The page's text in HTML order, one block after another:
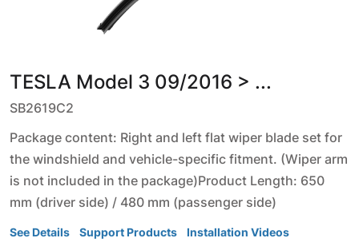
TESLA Model 3 09/2016 > ...
SB2619C2
Package content: Right and left flat wiper blade set for
the windshield and vehicle-specific fitment. (Wiper arm
is not included in the package)Product Length: 650
mm (driver side) / 480 mm (passenger side)
See Details Support Products Installation Videos